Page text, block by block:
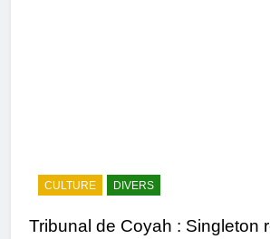
CULTURE DIVERS
Tribunal de Coyah : Singleton